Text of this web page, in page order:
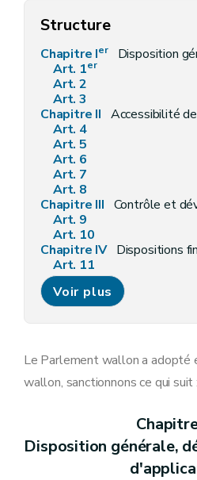
Structure
Chapitre Ier
Disposition générale,
Art. 1er
Art. 2
Art. 3
Chapitre II Accessibilité des sites
Art. 4
Art. 5
Art. 6
Art. 7
Art. 8
Chapitre III Contrôle et
Art. 9
Art. 10
Chapitre IV Dispositions
Art. 11
Art. 12
Voir plus
Le Parlement wallon a adopté
wallon, sanctionnons ce qui suit :
Disposition générale,